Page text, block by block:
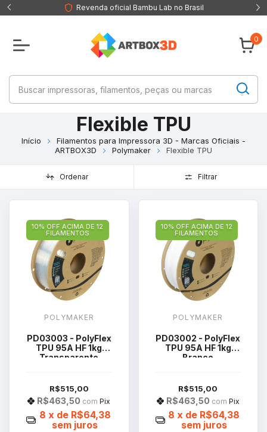
Revenda oficial Bambu Lab no Brasil
0
Flexible TPU
Início
Filamentos para Impressora 3D - Marcas Oficiais -
ARTBOX3D
Polymaker Flexible TPU
Ordenar Filtrar
10% OFF ACIMA DE 12
FILAMENTOS
POLYMAKER
PD03003 - PolyFlex
TPU 95A HF 1kg
Transparente
R$515,00
R$463,50 com Pix
8 x de R$64,38
sem juros
10% OFF ACIMA DE 12
FILAMENTOS
POLYMAKER
PD03002 - PolyFlex
TPU 95A HF 1kg
Branco
R$515,00
R$463,50 com Pix
8 x de R$64,38
sem juros